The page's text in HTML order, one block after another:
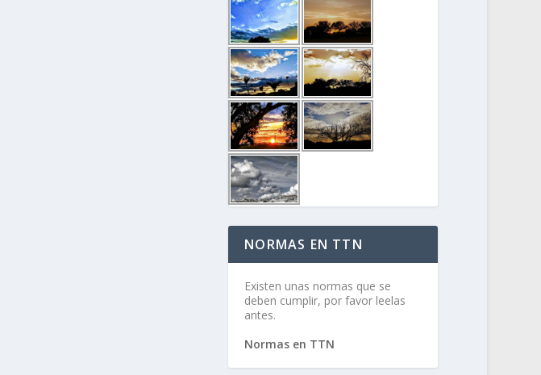
NORMAS EN TTN
Existen unas normas que se
deben cumplir, por favor leelas
antes.
Normas en TTN